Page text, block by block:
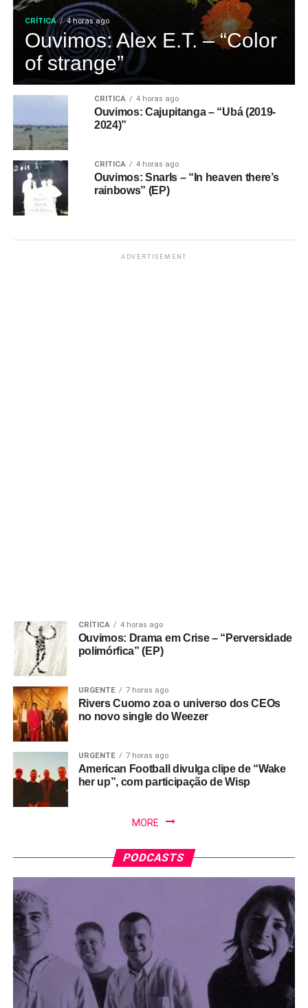
CRÍTICA 4 horas ago
Ouvimos: Alex E.T. – “Color
of strange”
CRÍTICA 4 horas ago
Ouvimos: Cajupitanga – “Ubá (2019-
2024)”
CRÍTICA 4 horas ago
Ouvimos: Snarls – “In heaven there’s
rainbows” (EP)
ADVERTISEMENT
CRÍTICA 4 horas ago
Ouvimos: Drama em Crise – “Perversidade
polimórfica” (EP)
URGENTE 7 horas ago
Rivers Cuomo zoa o universo dos CEOs
no novo single do Weezer
URGENTE 7 horas ago
American Football divulga clipe de “Wake
her up”, com participação de Wisp
MORE
PODCASTS